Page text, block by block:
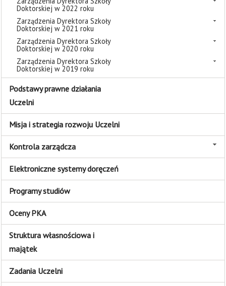
Doktorskiej w 2022 roku
Zarządzenia Dyrektora Szkoły
Doktorskiej w 2021 roku
Zarządzenia Dyrektora Szkoły
Doktorskiej w 2020 roku
Zarządzenia Dyrektora Szkoły
Doktorskiej w 2019 roku
Podstawy prawne działania
Uczelni
Misja i strategia rozwoju Uczelni
Kontrola zarządcza
Elektroniczne systemy doręczeń
Programy studiów
Oceny PKA
Struktura własnościowa i
majątek
Zadania Uczelni